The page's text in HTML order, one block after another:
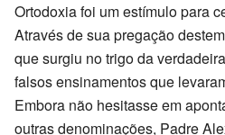
Ortodoxia foi um estímulo para
Através de sua pregação
que surgiu no trigo da
falsos ensinamentos que
Embora não hesitasse em
outras denominações, Padre